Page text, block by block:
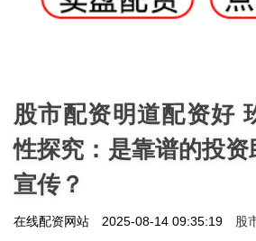
股市配资明道配资好
性探究：是靠谱的投
宣传？
在线配资网站 2025-08-14 09:35:19 股